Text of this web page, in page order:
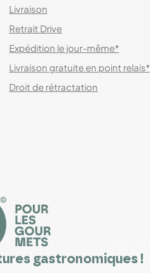
Livraison
Retrait Drive
Expédition le jour-même*
Livraison gratuite en point relais*
Droit de rétractation
gastronomiques !